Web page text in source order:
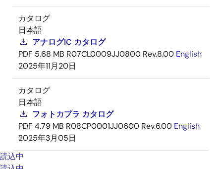
カタログ
日本語
アナログIC カタログ
PDF 5.68 MB R07CL0009JJ0800 Rev.8.00 English
2025年11月20日
カタログ
日本語
フォトカプラ カタログ
PDF 4.79 MB R08CP0001JJ0600 Rev.6.00 English
2025年3月05日
読込中